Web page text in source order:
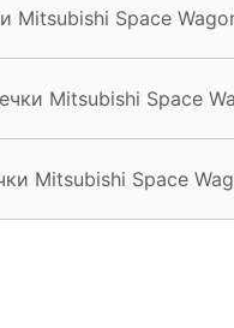
Mitsubishi Space
Mitsubishi Space
Mitsubishi Space